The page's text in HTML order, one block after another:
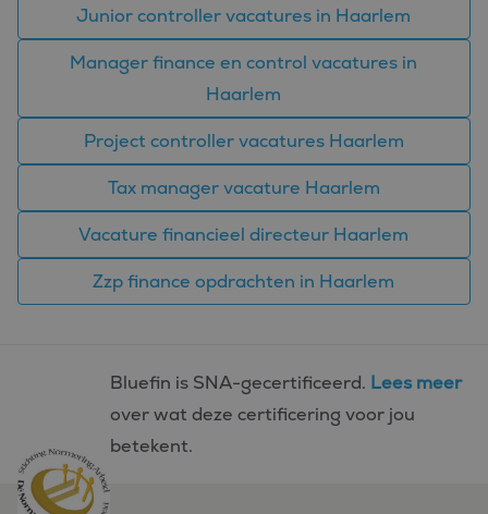
Junior controller vacatures in Haarlem
Manager finance en control vacatures in
Haarlem
Project controller vacatures Haarlem
Tax manager vacature Haarlem
Vacature financieel directeur Haarlem
Zzp finance opdrachten in Haarlem
Bluefin is SNA-gecertificeerd. Lees meer
over wat deze certificering voor jou
betekent.